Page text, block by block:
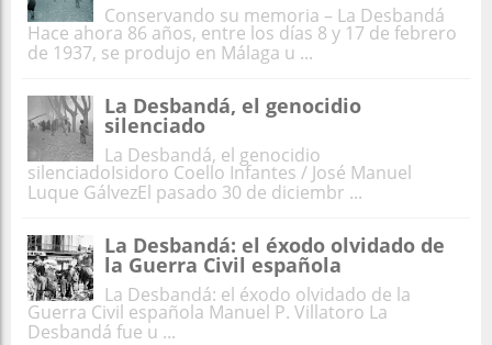
Conservando su memoria – La Desbandá
Hace ahora 86 años, entre los días 8 y 17 de febrero
de 1937, se produjo en Málaga u ...
La Desbandá, el genocidio
silenciado
La Desbandá, el genocidio
silenciadoIsidoro Coello Infantes / José Manuel
Luque GálvezEl pasado 30 de diciembr ...
La Desbandá: el éxodo olvidado de
la Guerra Civil española
La Desbandá: el éxodo olvidado de la
Guerra Civil española Manuel P. Villatoro La
Desbandá fue u ...